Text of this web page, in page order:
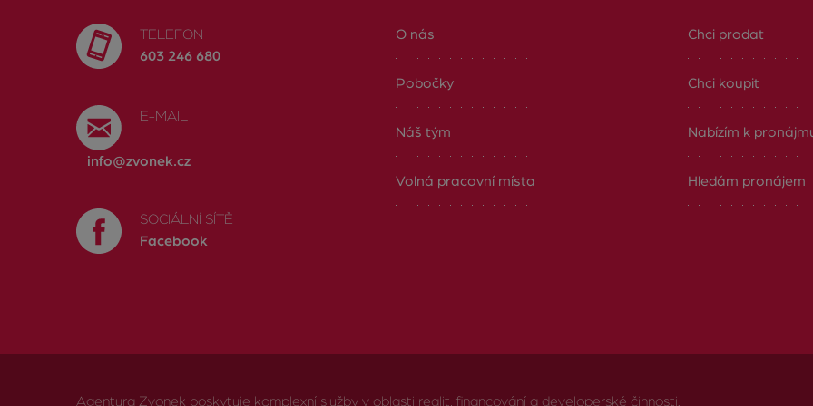
TELEFON
603 246 680
E-MAIL
info@zvonek.cz
SOCIÁLNÍ SÍTĚ
Facebook
O nás
Pobočky
Náš tým
Volná pracovní místa
Chci prodat
Chci koupit
Nabízím k
Hledám pronájem
Agentura Zvonek poskytuje komplexní služby v oblasti realit, financování a developerské činnosti.